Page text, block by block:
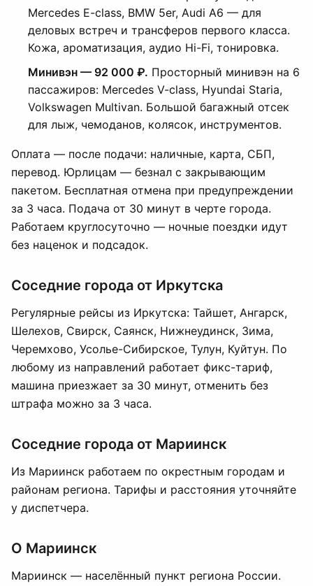
Mercedes E-class, BMW 5er, Audi A6 — для
деловых встреч и трансферов первого класса.
Кожа, ароматизация, аудио Hi-Fi, тонировка.
Минивэн — 92 000 ₽. Просторный минивэн на 6
пассажиров: Mercedes V-class, Hyundai Staria,
Volkswagen Multivan. Большой багажный отсек
для лыж, чемоданов, колясок, инструментов.
Оплата — после подачи: наличные, карта, СБП,
перевод. Юрлицам — безнал с закрывающим
пакетом. Бесплатная отмена при предупреждении
за 3 часа. Подача от 30 минут в черте города.
Работаем круглосуточно — ночные поездки идут
без наценок и подсадок.
Соседние города от Иркутска
Регулярные рейсы из Иркутска: Тайшет, Ангарск,
Шелехов, Свирск, Саянск, Нижнеудинск, Зима,
Черемхово, Усолье-Сибирское, Тулун, Куйтун. По
любому из направлений работает фикс-тариф,
машина приезжает за 30 минут, отменить без
штрафа можно за 3 часа.
Соседние города от Мариинск
Из Мариинск работаем по окрестным городам и
районам региона. Тарифы и расстояния уточняйте
у диспетчера.
О Мариинск
Мариинск — населённый пункт региона России.